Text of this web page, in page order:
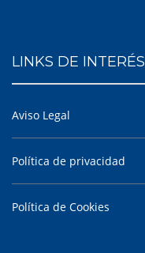
LINKS DE INTERÉS
Aviso Legal
Política de privacidad
Política de Cookies